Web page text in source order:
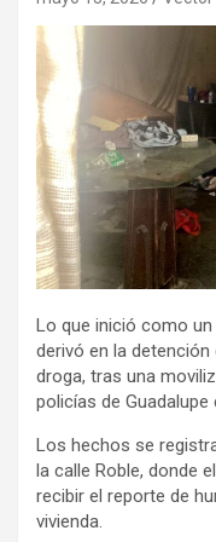
Lo que inició como
derivó en la
droga, tras una
policías de Guadalupe
Los hechos se
la calle Roble, donde
recibir el reporte de
vivienda.